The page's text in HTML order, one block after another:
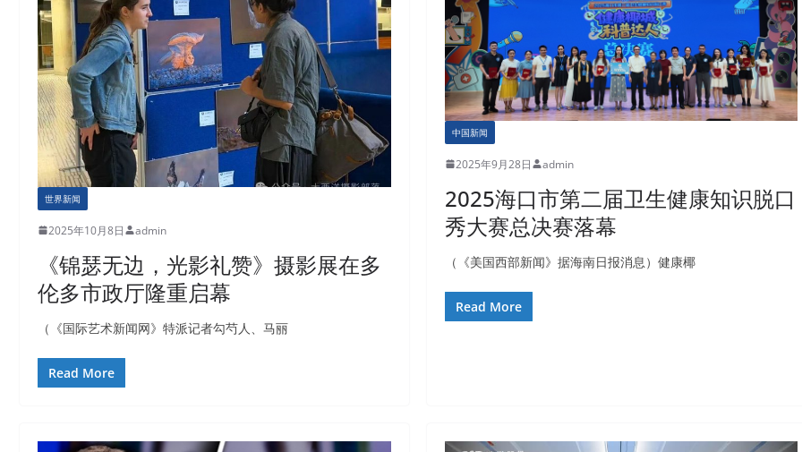
世界新闻
2025年10月8日 admin
《锦瑟无边，光影礼赞》摄影展在多
伦多市政厅隆重启幕
（《国际艺术新闻网》特派记者勾芍人、马丽
Read More
中国新闻
2025年9月28日 admin
2025海口市第二届卫生健康知识脱口
秀大赛总决赛落幕
（《美国西部新闻》据海南日报消息）健康椰
Read More